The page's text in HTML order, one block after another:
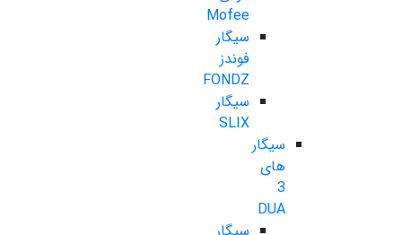
Mofee
سیگار
فوندز
FONDZ
سیگار
SLIX
سیگار
های
3
DUA